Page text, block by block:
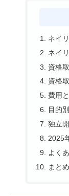
ネイ
ネイ
資格
資格
費用
目的
独立
2025
よく
まと